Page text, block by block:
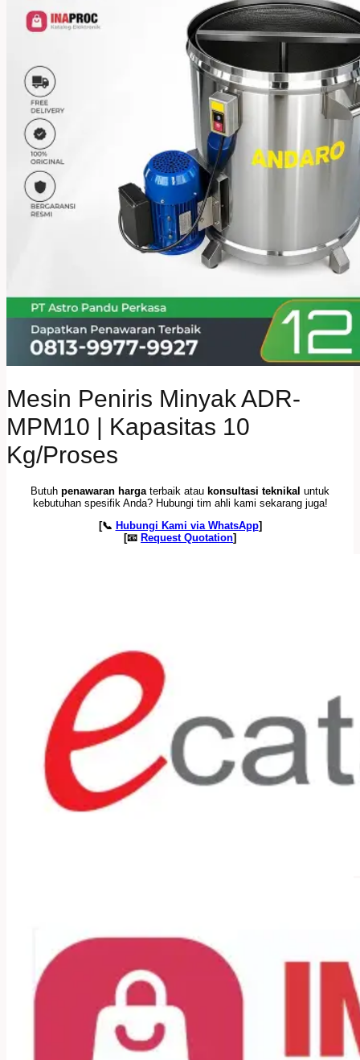
Mesin Peniris Minyak ADR-
MPM10 | Kapasitas 10
Kg/Proses
Butuh penawaran hargaterbaik atau konsultasi teknikal untuk
kebutuhan spesifik Anda? Hubungi tim ahli kami sekarang juga!
[📞 Hubungi Kami via WhatsApp]
[📧 Request Quotation]